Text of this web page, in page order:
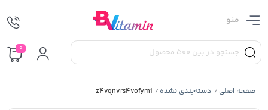
منو
0
صفحه اصلی / دسته‌بندی نشده /
z4vqnvrs4vofymi